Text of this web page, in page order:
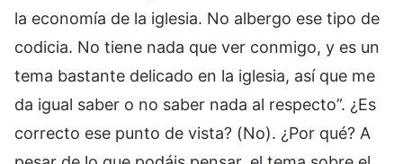
la economía de la iglesia. No albergo ese tipo de
codicia. No tiene nada que ver conmigo, y es un
tema bastante delicado en la iglesia, así que me
da igual saber o no saber nada al respecto”. ¿Es
correcto ese punto de vista? (No). ¿Por qué? A